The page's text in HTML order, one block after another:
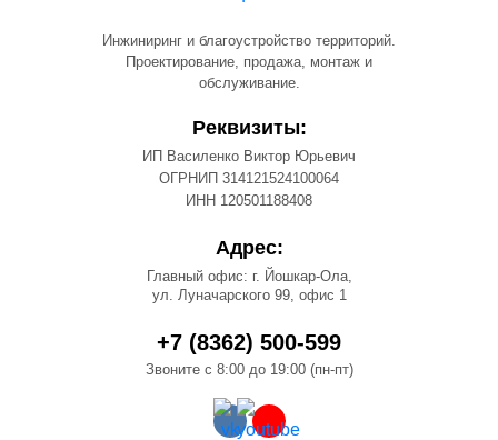
Инжиниринг и благоустройство территорий.
Проектирование, продажа, монтаж и
обслуживание.
Реквизиты:
ИП Василенко Виктор Юрьевич
ОГРНИП 314121524100064
ИНН 120501188408
Адрес:
Главный офис: г. Йошкар-Ола,
ул. Луначарского 99, офис 1
+7 (8362) 500-599
Звоните с 8:00 до 19:00 (пн-пт)